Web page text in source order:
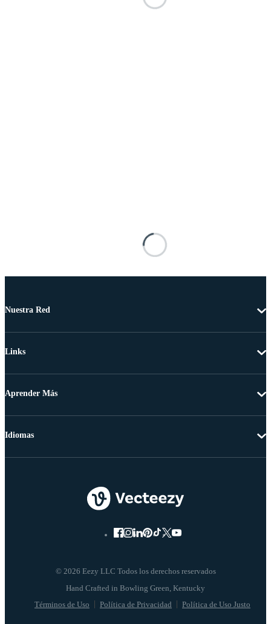
Nuestra Red
Links
Aprender Más
© 2026 Eezy LLC Todos los derechos reservados
Términos de Uso Política de Privacidad Política de Uso Justo
Idiomas